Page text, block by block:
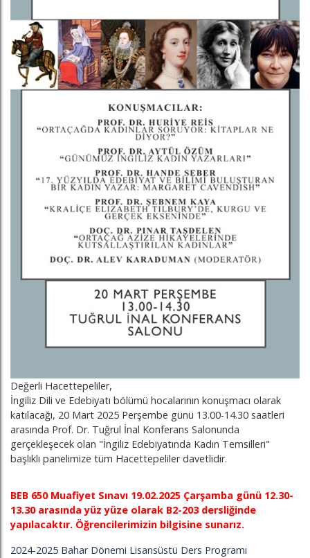
Değerli Hacettepeliler,
İngiliz Dili ve Edebiyatı bölümü hocalarının konuşmacı olarak
katılacağı, 20 Mart 2025 Perşembe günü 13.00-14.30 saatleri
arasında Prof. Dr. Tuğrul İnal Konferans Salonunda
gerçekleşecek olan "İngiliz Edebiyatında Kadın Temsilleri"
başlıklı panelimize tüm Hacettepeliler davetlidir.
BEB 650 Muafiyet Sınavı 19.02.2025 Çarşamba günü 12.30-
13.30 arasında yüz yüze olarak B2-203 dersliğinde
yapılacaktır. Öğrencilerimizin bilgisine sunarız.
2024-2025 Bahar Dönemi Lisansüstü Ders Programı